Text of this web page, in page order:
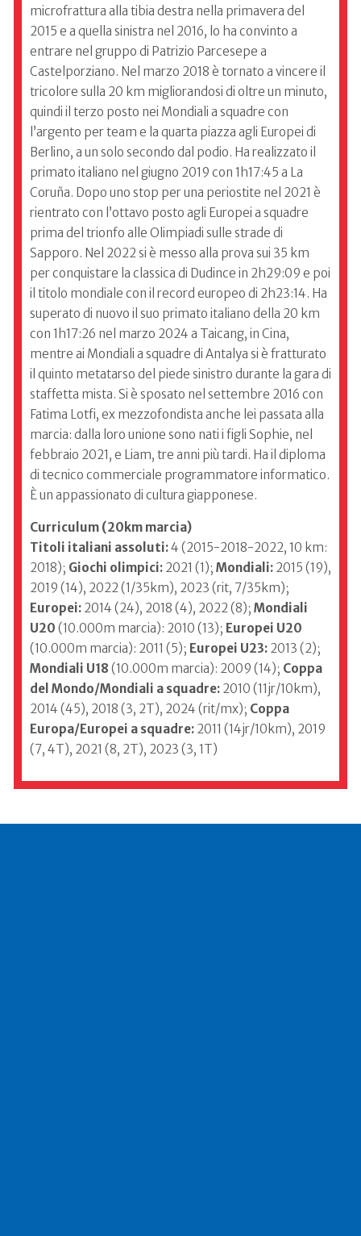
microfrattura alla tibia destra nella primavera del
2015 e a quella sinistra nel 2016, lo ha convinto a
entrare nel gruppo di Patrizio Parcesepe a
Castelporziano. Nel marzo 2018 è tornato a vincere il
tricolore sulla 20 km migliorandosi di oltre un minuto,
quindi il terzo posto nei Mondiali a squadre con
l’argento per team e la quarta piazza agli Europei di
Berlino, a un solo secondo dal podio. Ha realizzato il
primato italiano nel giugno 2019 con 1h17:45 a La
Coruña. Dopo uno stop per una periostite nel 2021 è
rientrato con l’ottavo posto agli Europei a squadre
prima del trionfo alle Olimpiadi sulle strade di
Sapporo. Nel 2022 si è messo alla prova sui 35 km
per conquistare la classica di Dudince in 2h29:09 e poi
il titolo mondiale con il record europeo di 2h23:14. Ha
superato di nuovo il suo primato italiano della 20 km
con 1h17:26 nel marzo 2024 a Taicang, in Cina,
mentre ai Mondiali a squadre di Antalya si è fratturato
il quinto metatarso del piede sinistro durante la gara di
staffetta mista. Si è sposato nel settembre 2016 con
Fatima Lotfi, ex mezzofondista anche lei passata alla
marcia: dalla loro unione sono nati i figli Sophie, nel
febbraio 2021, e Liam, tre anni più tardi. Ha il diploma
di tecnico commerciale programmatore informatico.
È un appassionato di cultura giapponese.
Curriculum (20km marcia)
Titoli italiani assoluti:4 (2015-2018-2022, 10 km:
2018); Giochi olimpici: 2021 (1); Mondiali: 2015 (19),
2019 (14), 2022 (1/35km), 2023 (rit, 7/35km);
Europei: 2014 (24), 2018 (4), 2022 (8); Mondiali
U20 (10.000m marcia): 2010 (13); Europei U20
(10.000m marcia): 2011 (5); Europei U23: 2013 (2);
Mondiali U18 (10.000m marcia): 2009 (14); Coppa
del Mondo/Mondiali a squadre: 2010 (11jr/10km),
2014 (45), 2018 (3, 2T), 2024 (rit/mx); Coppa
Europa/Europei a squadre: 2011 (14jr/10km), 2019
(7, 4T), 2021 (8, 2T), 2023 (3, 1T)